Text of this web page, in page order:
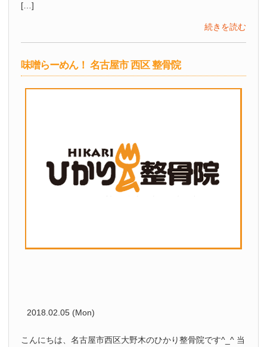
[…]
続きを読む
味噌らーめん！ 名古屋市 西区 整骨院
2018.02.05 (Mon)
こんにちは、名古屋市西区大野木のひかり整骨院です^_^ 当